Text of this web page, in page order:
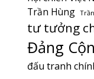
Trần Hùng
tư tưởng
Đảng
đấu tranh